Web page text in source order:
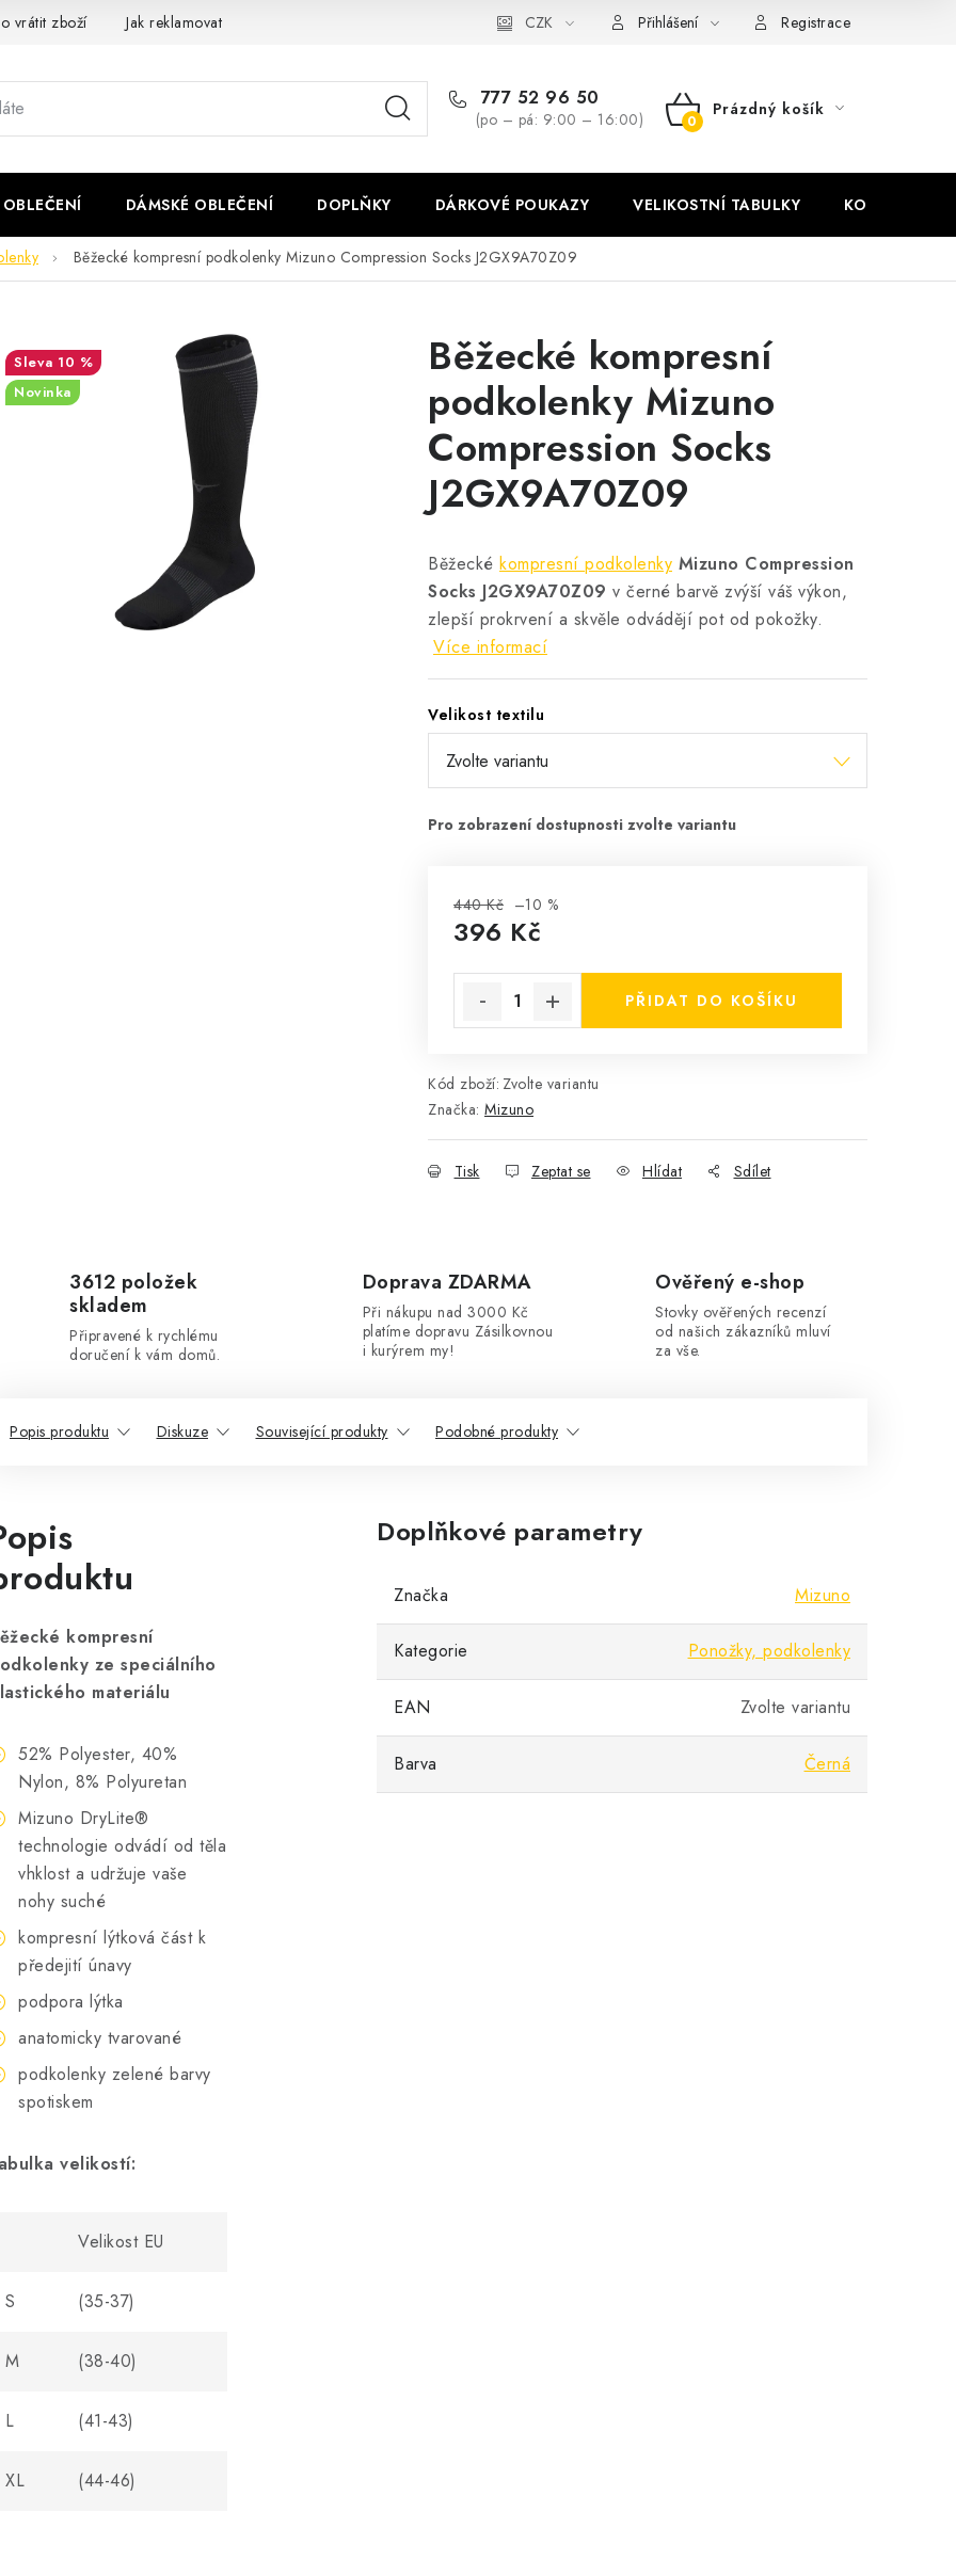
vrátit zboží Jak reklamovat Velikostní tabulky Ochrana osobních údajů Zásady používání
CZK Přihlášení Registrace
777 52 96 50
(po – pá: 9:00 – 16:00)
NÁKUPNÍ
Prázdný košík
DÁMSKÉ OBLEČENÍ DOPLŇKY DÁRKOVÉ POUKAZY VELIKOSTNÍ TABULKY KONTAKT
Běžecké kompresní podkolenky Mizuno Compression Socks J2GX9A70Z09
Běžecké kompresní
podkolenky Mizuno
Compression Socks
J2GX9A70Z09
Běžecké kompresní podkolenky Mizuno Compression
Socks J2GX9A70Z09 v černé barvě zvýší váš výkon,
zlepší prokrvení a skvěle odvádějí pot od pokožky.
Více informací
Velikost textilu
440 Kč –10 %
396 Kč
PŘIDAT DO KOŠÍKU
Kód zboží: Zvolte variantu
Značka: Mizuno
Tisk Zeptat se Hlídat Sdílet
10 %
Novinka
3612 položek
skladem
Připravené k rychlému
doručení k vám domů.
Doprava ZDARMA
Při nákupu nad 3000 Kč
platíme dopravu Zásilkovnou
i kurýrem my!
Ověřený e-shop
Stovky ověřených recenzí
od našich zákazníků mluví
za vše.
Popis produktu Diskuze Související produkty Podobné produkty
kompresní
ze speciálního
materiálu
52% Polyester, 40%
Nylon, 8% Polyuretan
Mizuno DryLite®
technologie odvádí od těla
vhklost a udržuje vaše
nohy suché
kompresní lýtková část k
předejití únavy
podpora lýtka
anatomicky tvarované
podkolenky zelené barvy
spotiskem
velikostí:
Velikost EU
S (35-37)
M (38-40)
L (41-43)
XL (44-46)
Doplňkové parametry
Značka Mizuno
Kategorie Ponožky, podkolenky
EAN Zvolte variantu
Barva Černá